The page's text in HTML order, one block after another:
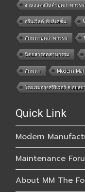
งานแสดงสินค้าอุตสาหกรรม
กรีนเวิลด์ พับลิเคชั่น
สัมมนาอุตสาหกรรม
นิตยสารอุตสาหกรรม
สัมมนา Modern
โรงแรมกรุงศรีริเวอร์ จ.อยุธย
Quick Link
Modern
Maintenance
About MM The